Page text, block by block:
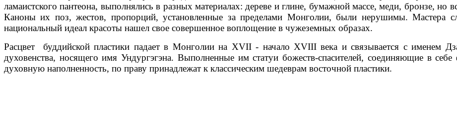
ламаистского пантеона, выполнялись в разных материалах: дереве и глине, бумажной массе, меди, бронзе, но
Каноны их поз, жестов, пропорций, установленные за пределами Монголии, были нерушимы. Мастера
национальный идеал красоты нашел свое совершенное воплощение в чужеземных образах.
Расцвет буддийской пластики падает в Монголии на XVII - начало XVIII века и связывается с именем
духовенства, носящего имя Ундургэгэна. Выполненные им статуи божеств-спасителей, соединяющие в
духовную наполненность, по праву принадлежат к классическим шедеврам восточной пластики.